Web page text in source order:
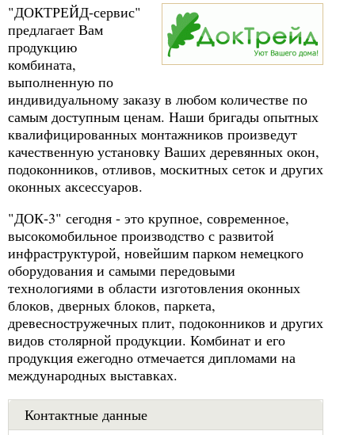
"ДОКТРЕЙД-сервис"
предлагает Вам
продукцию
комбината,
выполненную по
индивидуальному заказу в любом количестве по
самым доступным ценам. Наши бригады опытных
квалифицированных монтажников произведут
качественную установку Ваших деревянных окон,
подоконников, отливов, москитных сеток и других
оконных аксессуаров.
"ДОК-3" сегодня - это крупное, современное,
высокомобильное производство с развитой
инфраструктурой, новейшим парком немецкого
оборудования и самыми передовыми
технологиями в области изготовления оконных
блоков, дверных блоков, паркета,
древесностружечных плит, подоконников и других
видов столярной продукции. Комбинат и его
продукция ежегодно отмечается дипломами на
международных выставках.
Контактные данные